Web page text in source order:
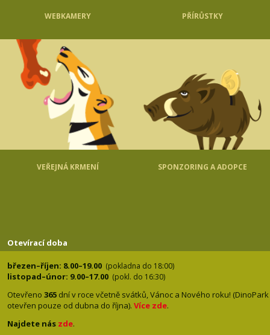
WEBKAMERY PŘÍRŮSTKY
VEŘEJNÁ KRMENÍ SPONZORING A ADOPCE
Otevírací doba
březen–říjen: 8.00–19.00 (pokladna do 18:00)
listopad–únor: 9.00–17.00 (pokl. do 16:30)
Otevřeno 365 dní v roce včetně svátků, Vánoc a Nového roku! (DinoPark
otevřen pouze od dubna do října). Více zde.
Najdete nás zde.